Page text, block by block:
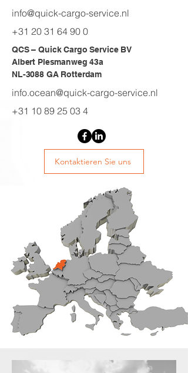
info@quick-cargo-service.nl
+31 20 31 64 90 0
QCS – Quick Cargo Service BV
Albert Plesmanweg 43a
NL-3088 GA Rotterdam
info.ocean@quick-cargo-service.nl
+31 10 89 25 03 4
Kontaktieren Sie uns